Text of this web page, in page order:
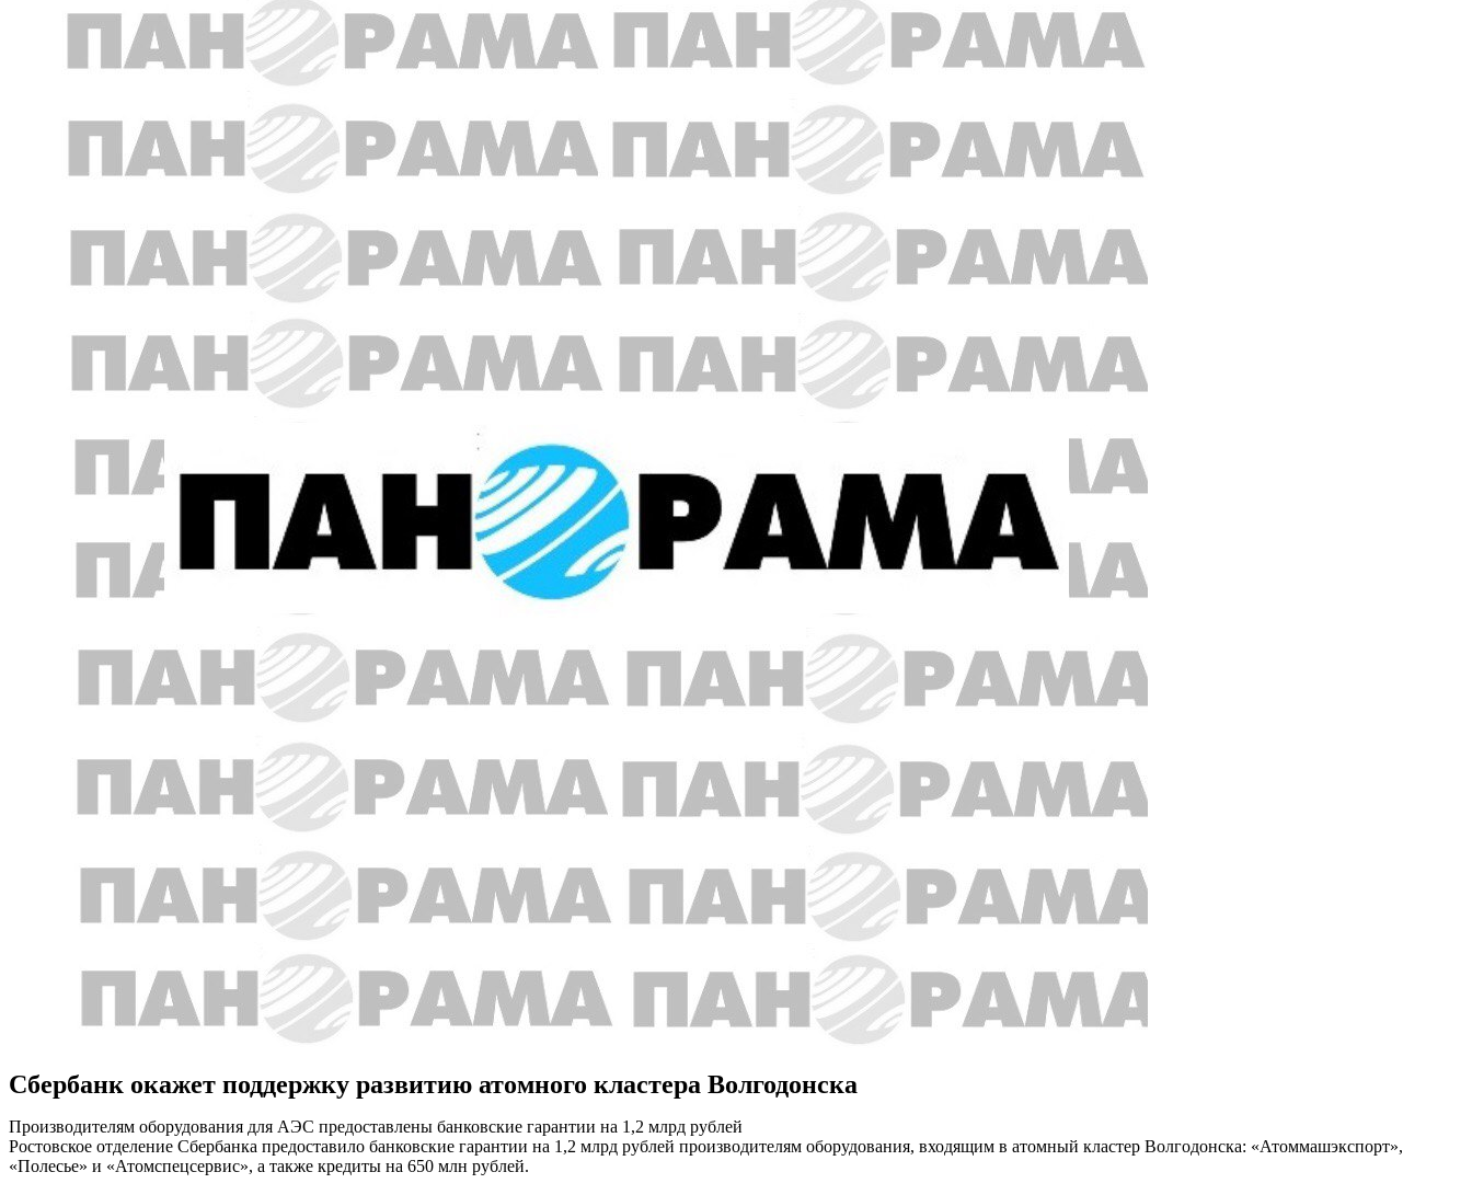
Сбербанк окажет поддержку развитию атомного кластера Волгодонска
Производителям оборудования для АЭС предоставлены банковские гарантии на 1,2 млрд рублей
Ростовское отделение Сбербанка предоставило банковские гарантии на 1,2 млрд рублей производителям оборудования, входящим в атомный кластер Волгодонска: «Атоммашэкспорт»,
«Полесье» и «Атомспецсервис», а также кредиты на 650 млн рублей.